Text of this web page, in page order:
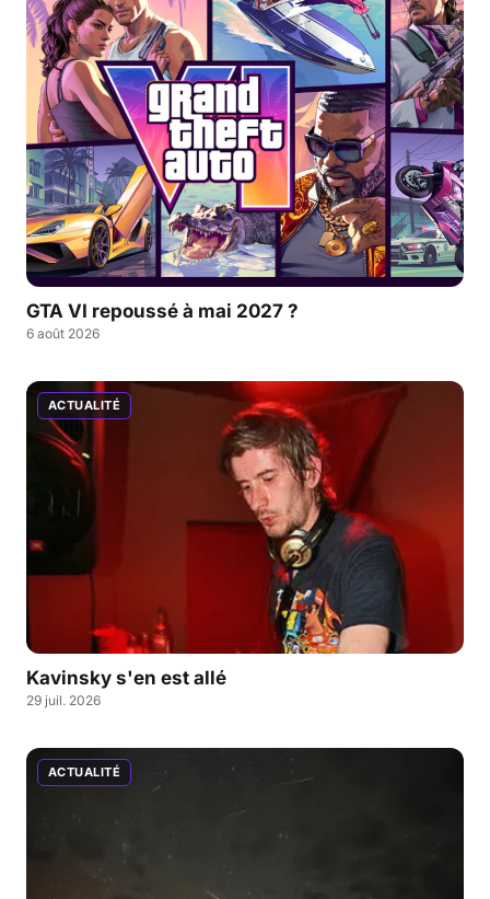
GTA VI repoussé à mai 2027 ?
6 août 2026
ACTUALITÉ
Kavinsky s'en est allé
29 juil. 2026
ACTUALITÉ